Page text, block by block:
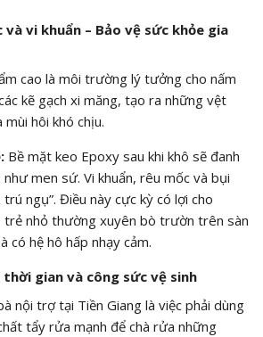
và vi khuẩn – Bảo vệ sức khỏe gia
cao là môi trường lý tưởng cho nấm
kẽ gạch xi măng, tạo ra những vệt
hôi khó chịu.
Bề mặt keo Epoxy sau khi khô sẽ đanh
men sứ. Vi khuẩn, rêu mốc và bụi
trú ngụ”. Điều này cực kỳ có lợi cho
trẻ nhỏ thường xuyên bò trườn trên sàn
có hệ hô hấp nhạy cảm.
gian và công sức vệ sinh
nội trợ tại Tiền Giang là việc phải dùng
tẩy rửa mạnh để chà rửa những